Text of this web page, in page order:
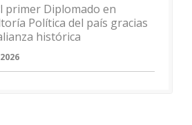
primer Diplomado en
Política del país gracias
histórica